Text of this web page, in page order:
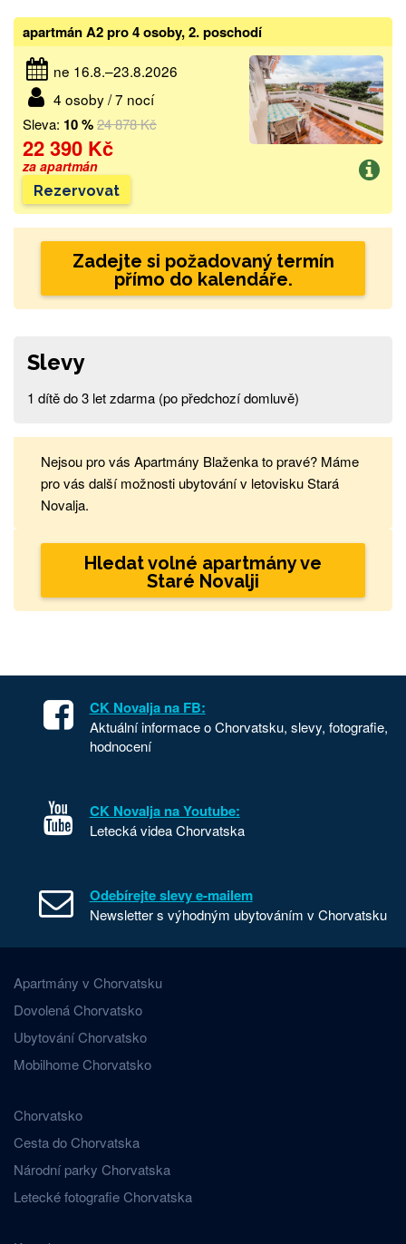
apartmán A2 pro 4 osoby, 2. poschodí
ne 16.8.–23.8.2026
4 osoby / 7 nocí
Sleva: 10 %24 878 Kč
22 390 Kč
za apartmán
Rezervovat
Zadejte si požadovaný termín
přímo do kalendáře.
Slevy
1 dítě do 3 let zdarma (po předchozí domluvě)
Nejsou pro vás Apartmány Blaženka to pravé? Máme
pro vás další možnosti ubytování v letovisku Stará
Novalja.
Hledat volné apartmány ve
Staré Novalji
CK Novalja na FB:
Aktuální informace o Chorvatsku, slevy, fotografie,
hodnocení
CK Novalja na Youtube:
Letecká videa Chorvatska
Odebírejte slevy e-mailem
Newsletter s výhodným ubytováním v Chorvatsku
Apartmány v Chorvatsku
Dovolená Chorvatsko
Ubytování Chorvatsko
Mobilhome Chorvatsko
Chorvatsko
Cesta do Chorvatska
Národní parky Chorvatska
Letecké fotografie Chorvatska